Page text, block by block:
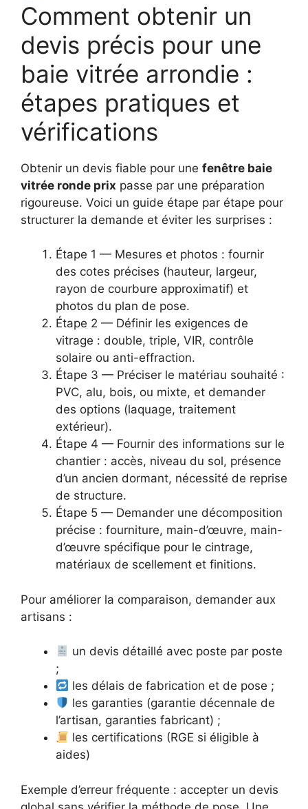
Comment obtenir un
devis précis pour une
baie vitrée arrondie :
étapes pratiques et
vérifications
Obtenir un devis fiable pour une fenêtre baie
vitrée ronde prix passe par une préparation
rigoureuse. Voici un guide étape par étape pour
structurer la demande et éviter les surprises :
Étape 1 — Mesures et photos : fournir
des cotes précises (hauteur, largeur,
rayon de courbure approximatif) et
photos du plan de pose.
Étape 2 — Définir les exigences de
vitrage : double, triple, VIR, contrôle
solaire ou anti-effraction.
Étape 3 — Préciser le matériau souhaité :
PVC, alu, bois, ou mixte, et demander
des options (laquage, traitement
extérieur).
Étape 4 — Fournir des informations sur le
chantier : accès, niveau du sol, présence
d’un ancien dormant, nécessité de reprise
de structure.
Étape 5 — Demander une décomposition
précise : fourniture, main-d’œuvre, main-
d’œuvre spécifique pour le cintrage,
matériaux de scellement et finitions.
Pour améliorer la comparaison, demander aux
artisans :
un devis détaillé avec poste par poste
;
les délais de fabrication et de pose ;
les garanties (garantie décennale de
l’artisan, garanties fabricant) ;
les certifications (RGE si éligible à
aides)
Exemple d’erreur fréquente : accepter un devis